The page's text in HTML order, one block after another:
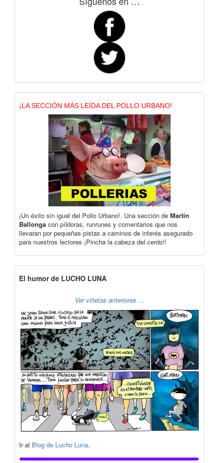
¡LA SECCIÓN MÁS LEÍDA DEL POLLO URBANO!
¡Un éxito sin igual del Pollo Urbano!. Una sección de Martín
Ballonga con píldoras, runrunes y comentarios que nos
llevaran por pequeñas pistas a caminos de interés asegurado
para nuestros lectores ¡Pincha la cabeza del cerdo!!
El humor de LUCHO LUNA
Ver viñetas anteriores …
Ir al Blog de Lucho Luna.